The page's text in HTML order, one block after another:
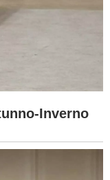
Inverno